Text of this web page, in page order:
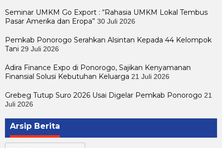
Seminar UMKM Go Export : “Rahasia UMKM Lokal Tembus
Pasar Amerika dan Eropa” 30 Juli 2026
Pemkab Ponorogo Serahkan Alsintan Kepada 44 Kelompok
Tani 29 Juli 2026
Adira Finance Expo di Ponorogo, Sajikan Kenyamanan
Finansial Solusi Kebutuhan Keluarga 21 Juli 2026
Grebeg Tutup Suro 2026 Usai Digelar Pemkab Ponorogo 21
Juli 2026
Arsip Berita